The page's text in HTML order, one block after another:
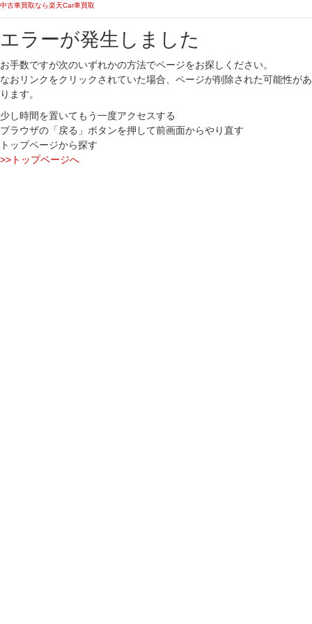
中古車買取なら楽天Car車買取
エラーが発生しました
お手数ですが次のいずれかの方法でページをお探しください。
なおリンクをクリックされていた場合、ページが削除された可能性があ
ります。
少し時間を置いてもう一度アクセスする
ブラウザの「戻る」ボタンを押して前画面からやり直す
トップページから探す
>>トップページへ